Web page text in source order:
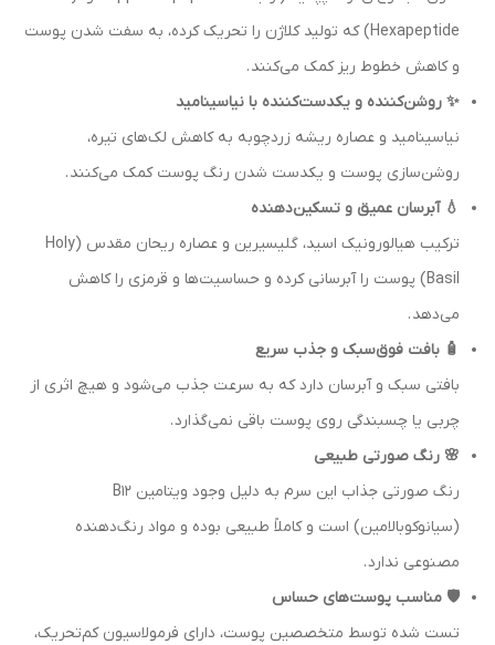
Hexapeptide) که تولید کلاژن را تحریک کرده، به سفت شدن پوست
و کاهش خطوط ریز کمک می‌کنند .
✨ روشن‌کننده و یکدست‌کننده با نیاسینامید
نیاسینامید و عصاره ریشه زردچوبه به کاهش لک‌های تیره،
روشن‌سازی پوست و یکدست‌ شدن رنگ پوست کمک می‌کنند .
💧 آبرسان عمیق و تسکین‌دهنده
ترکیب هیالورونیک اسید، گلیسیرین و عصاره ریحان مقدس (Holy
Basil) پوست را آبرسانی کرده و حساسیت‌ها و قرمزی را کاهش
می‌دهد .
🧴 بافت فوق‌سبک و جذب سریع
بافتی سبک و آبرسان دارد که به سرعت جذب می‌شود و هیچ اثری از
چربی یا چسبندگی روی پوست باقی نمی‌گذارد .
🌸 رنگ صورتی طبیعی
رنگ صورتی جذاب این سرم به دلیل وجود ویتامین B12
(سیانوکوبالامین) است و کاملاً طبیعی بوده و مواد رنگ‌دهنده
مصنوعی ندارد .
🛡️ مناسب پوست‌های حساس
تست شده توسط متخصصین پوست، دارای فرمولاسیون کم‌تحریک،